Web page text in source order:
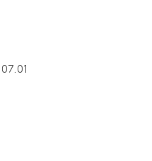
센터 대표 홈페이지